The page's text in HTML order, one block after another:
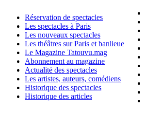
Réservation de spectacles
Les spectacles à Paris
Les nouveaux spectacles
Les théâtres sur Paris et banlieue
Le Magazine Tatouvu.mag
Abonnement au magazine
Actualité des spectacles
Les artistes, auteurs, comédiens
Historique des spectacles
Historique des articles